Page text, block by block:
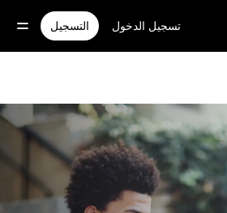
تسجيل الدخول التسجيل